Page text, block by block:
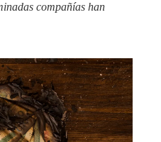
compañías han